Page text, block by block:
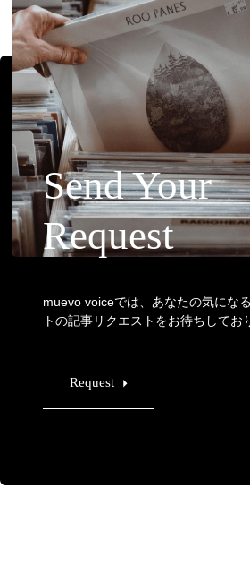
Send Your
Request
muevo voiceでは、あなたの気にな
トの記事リクエストをお待ちしてお
Request